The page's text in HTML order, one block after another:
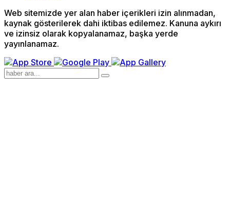
Web sitemizde yer alan haber içerikleri izin alınmadan,
kaynak gösterilerek dahi iktibas edilemez. Kanuna aykırı
ve izinsiz olarak kopyalanamaz, başka yerde
yayınlanamaz.